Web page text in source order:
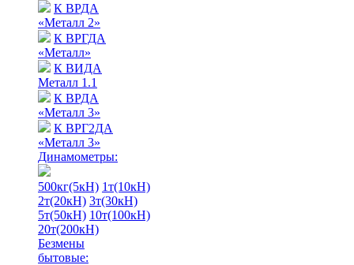
К ВРДА
«Металл 2»
К ВРГДА
«Металл»
К ВИДА
Металл 1.1
К ВРДА
«Металл 3»
К ВРГ2ДА
«Металл 3»
Динамометры:
500кг(5кН) 1т(10кН)
2т(20кН) 3т(30кН)
5т(50кН) 10т(100кН)
20т(200кН)
Безмены
бытовые: